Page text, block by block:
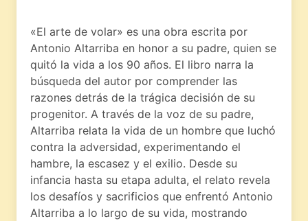
«El arte de volar» es una obra escrita por
Antonio Altarriba en honor a su padre, quien se
quitó la vida a los 90 años. El libro narra la
búsqueda del autor por comprender las
razones detrás de la trágica decisión de su
progenitor. A través de la voz de su padre,
Altarriba relata la vida de un hombre que luchó
contra la adversidad, experimentando el
hambre, la escasez y el exilio. Desde su
infancia hasta su etapa adulta, el relato revela
los desafíos y sacrificios que enfrentó Antonio
Altarriba a lo largo de su vida, mostrando